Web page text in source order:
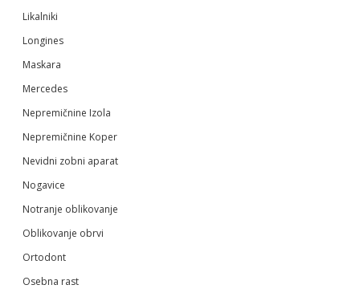
Likalniki
Longines
Maskara
Mercedes
Nepremičnine Izola
Nepremičnine Koper
Nevidni zobni aparat
Nogavice
Notranje oblikovanje
Oblikovanje obrvi
Ortodont
Osebna rast